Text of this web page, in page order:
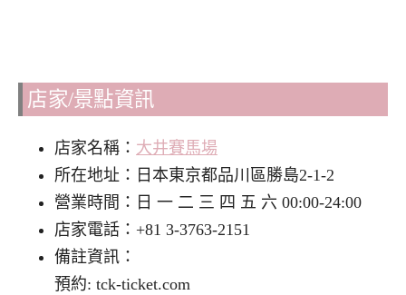
店家/景點資訊
店家名稱： 大井賽馬場
所在地址：日本東京都品川區勝島2-1-2
營業時間：日 一 二 三 四 五 六 00:00-24:00
店家電話：+81 3-3763-2151
備註資訊：
預約: tck-ticket.com